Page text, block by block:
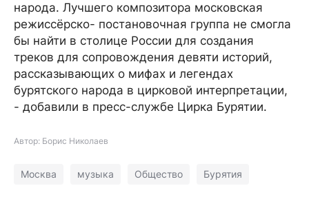
народа. Лучшего композитора московская
режиссёрско- постановочная группа не смогла
бы найти в столице России для создания
треков для сопровождения девяти историй,
рассказывающих о мифах и легендах
бурятского народа в цирковой интерпретации,
- добавили в пресс-службе Цирка Бурятии.
Автор: Борис Николаев
Москва музыка Общество Бурятия